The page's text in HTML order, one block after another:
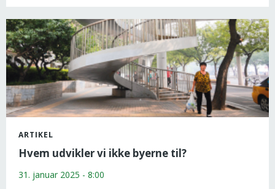
ARTIKEL
Hvem udvikler vi ikke byerne til?
31. januar 2025 - 8:00